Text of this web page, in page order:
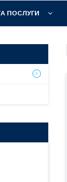
ПОСЛУГИ